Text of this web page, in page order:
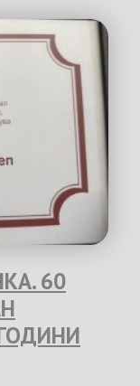
60